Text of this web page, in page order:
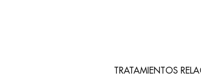
TRATAMIENTOS